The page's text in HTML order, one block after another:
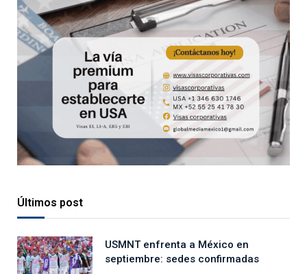
Últimos post
USMNT enfrenta a México en
septiembre: sedes confirmadas